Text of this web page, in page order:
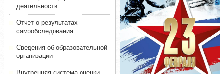
деятельности
Отчет о результатах
самообследования
Сведения об образовательной
организации
Внутренняя система оценки